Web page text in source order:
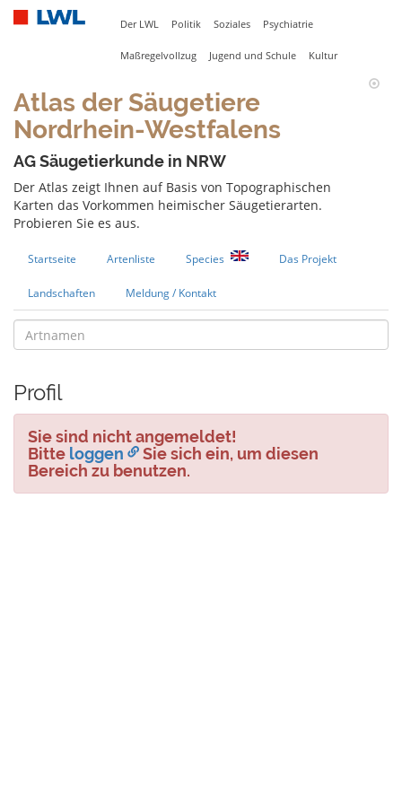
Der LWL Politik Soziales Psychiatrie
Maßregelvollzug Jugend und Schule Kultur
Atlas der Säugetiere
Nordrhein-Westfalens
AG Säugetierkunde in NRW
Der Atlas zeigt Ihnen auf Basis von Topographischen
Karten das Vorkommen heimischer Säugetierarten.
Probieren Sie es aus.
Startseite Artenliste Species Das Projekt
Landschaften Meldung / Kontakt
Profil
Sie sind nicht angemeldet!
Bitte loggen
Sie sich ein, um diesen
Bereich zu benutzen.